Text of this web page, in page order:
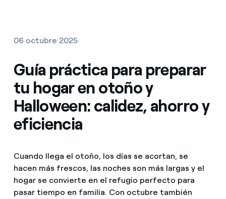
Gas
Solar
Electrodomésticos
Empresas
Otros
Futuro
Encuentra la tarifa que más te conviene
Compara nuestras tarifas de empresa y ahorra
Por cada kWh que ahorres, te descontamos otro
¿Cómo cambiar el titular del contrato?
¿Has recibido una oferta para cambiar de
compañía?
Movilidad
PARA TI
Solar
Climatización
Te ayudamos
06 octubre 2025
Guía práctica para preparar
tu hogar en otoño y
Halloween: calidez, ahorro y
eficiencia
Cuando llega el otoño, los días se acortan, se
hacen más frescos, las noches son más largas y el
hogar se convierte en el refugio perfecto para
pasar tiempo en familia. Con octubre también